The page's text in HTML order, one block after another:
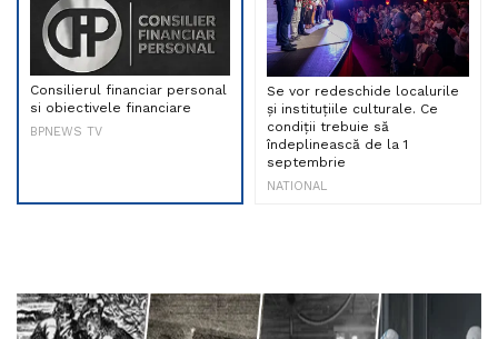
Consilierul financiar personal
si obiectivele financiare
BPNEWS TV
Se vor redeschide localurile
și instituțiile culturale. Ce
condiții trebuie să
îndeplinească de la 1
septembrie
NATIONAL